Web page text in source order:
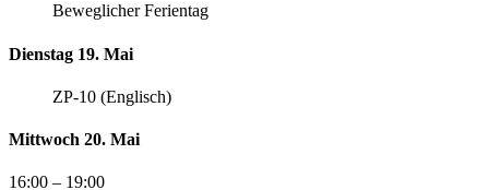
Beweglicher Ferientag
Dienstag 19. Mai
ZP-10 (Englisch)
Mittwoch 20. Mai
16:00 – 19:00